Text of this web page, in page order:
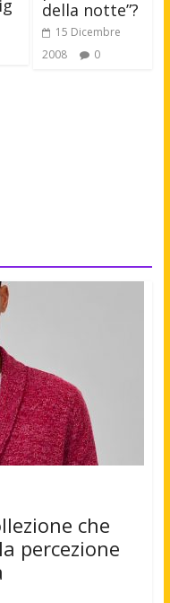
della notte”?
15 Dicembre
2008
0
che
percezione